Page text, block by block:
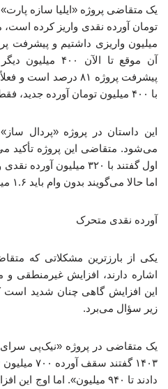
آن موقع تا الآن
پیشرفت پروژه ۸۱ درصد
با ۴۰۰ میلیون تومان آورده جدید، فقط ۶ درصد رشد کرد؟».
می‌شود. متقاضی این پروژه
اول گفتند با ۳۲۰ میلیون
اما حالا می‌گویند بدون وام باید ۱.۶ میلیارد تومان واریز کنید».
آورده نقدی متحرک
یکی از بارزترین مشکلاتی که
اشاره دارند، افزایش غیرمنطقی
این افزایش گاهی چنان شدید است
زیر سؤال می‌برد.
یک متقاضی در پروژه «نیک‌پی سرای
۱۴۰۳ گفتند
دادند تا ۹۴۰ میلیون». اما